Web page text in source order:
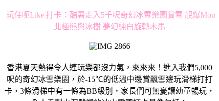
玩住呃Like 打卡：酷暑走入5千呎奇幻冰雪樂園賞雪 靚爆Mon
北極熊與冰樹 夢幻純白旋轉木馬
香港夏天熱得令人連玩樂都沒力氣，來來來！進入我們5,000
呎的奇幻冰雪樂園，於-15℃的低溫中邊賞飄雪邊玩滑梯打打
卡，3條滑梯中有一條為BB級別，家長們可無憂讓幼童暢玩，